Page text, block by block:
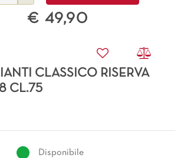
€ 49,90
CLASSICO RISERVA
CL.75
Disponibile